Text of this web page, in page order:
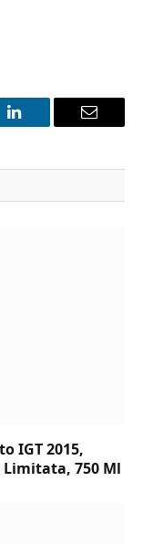
LinkedIn Email
IGT 2015,
750 Ml